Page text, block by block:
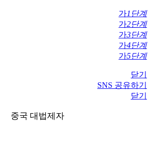
가1단계
가2단계
가3단계
가4단계
가5단계
닫기
SNS 공유하기
닫기
중국 대법제자